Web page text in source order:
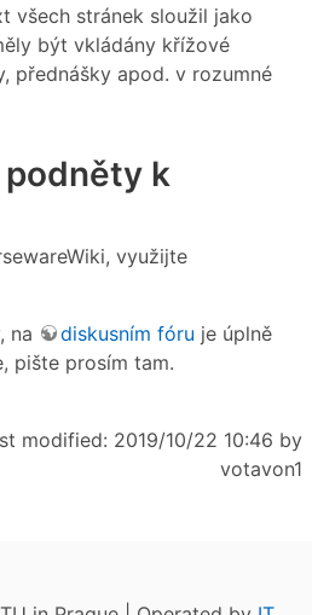
všech stránek sloužil jako
být vkládány křížové
přednášky apod. v rozumné
podněty k
využijte
na
diskusním fóru je úplně
pište prosím tam.
modified: 2019/10/22 10:46 by
votavon1